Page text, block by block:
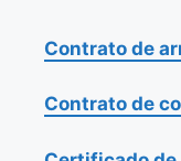
Contrato de
Contrato de